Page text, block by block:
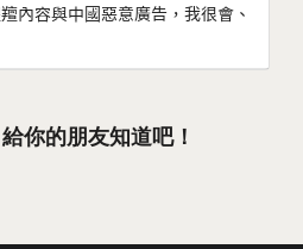
內容與中國惡意廣告，我很會、
你的朋友知道吧！